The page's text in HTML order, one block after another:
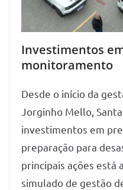
Investimentos
monitoramento
Desde o início da
Jorginho Mello,
investimentos em
preparação para
principais ações está
simulado de gestão